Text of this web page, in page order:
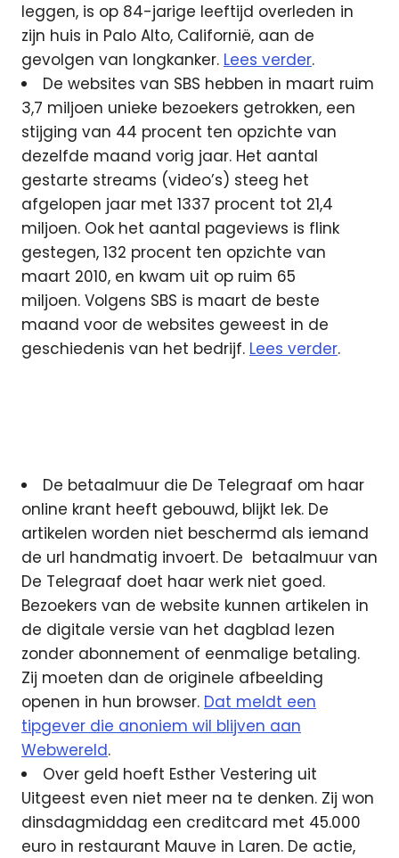
leggen, is op 84-jarige leeftijd overleden in
zijn huis in Palo Alto, Californië, aan de
gevolgen van longkanker. Lees verder.
De websites van SBS hebben in maart ruim
3,7 miljoen unieke bezoekers getrokken, een
stijging van 44 procent ten opzichte van
dezelfde maand vorig jaar. Het aantal
gestarte streams (video’s) steeg het
afgelopen jaar met 1337 procent tot 21,4
miljoen. Ook het aantal pageviews is flink
gestegen, 132 procent ten opzichte van
maart 2010, en kwam uit op ruim 65
miljoen. Volgens SBS is maart de beste
maand voor de websites geweest in de
geschiedenis van het bedrijf. Lees verder.
De betaalmuur die De Telegraaf om haar
online krant heeft gebouwd, blijkt lek. De
artikelen worden niet beschermd als iemand
de url handmatig invoert. De betaalmuur van
De Telegraaf doet haar werk niet goed.
Bezoekers van de website kunnen artikelen in
de digitale versie van het dagblad lezen
zonder abonnement of eenmalige betaling.
Zij moeten dan de originele afbeelding
openen in hun browser. Dat meldt een
tipgever die anoniem wil blijven aan
Webwereld.
Over geld hoeft Esther Vestering uit
Uitgeest even niet meer na te denken. Zij won
dinsdagmiddag een creditcard met 45.000
euro in restaurant Mauve in Laren. De actie,